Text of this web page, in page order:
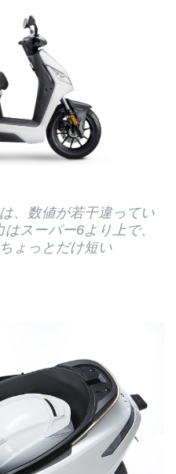
、数値が若干違ってい
スーパー6より上で、
ょっとだけ短い